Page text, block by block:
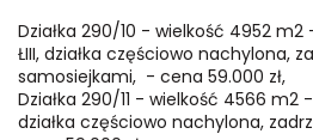
Działka 290/10 - wielkość 4952 m2
ŁIII, działka częściowo nachylona,
samosiejkami, - cena 59.000 zł,
Działka 290/11 - wielkość 4566 m2
działka częściowo nachylona,